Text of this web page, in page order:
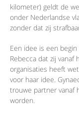
kilometer) geldt de
onder Nederlandse
zonder dat zij
Een idee is een
Rebecca dat zij vanaf
organisaties heeft
voor haar idee.
trouwe partner vanaf
worden.